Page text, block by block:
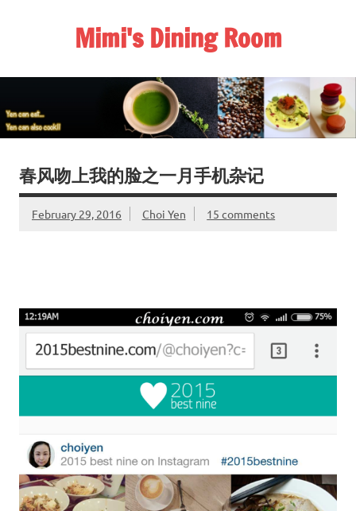
Mimi's Dining Room
春风吻上我的脸之一月手机杂记
February 29, 2016 Choi Yen 15 comments